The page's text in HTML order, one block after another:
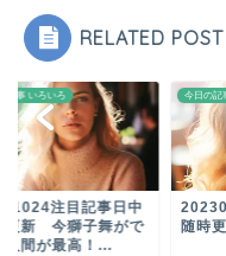
RELATED POST
記事 いろいろ
注目記事日中
更新 今獅子舞がで
人間が最高！...
今日の記
随時